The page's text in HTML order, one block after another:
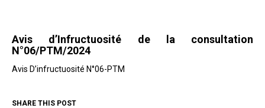
Avis d’Infructuosité de la consultation
N°06/PTM/2024
Avis D’infructuosité N°06-PTM
SHARE THIS POST